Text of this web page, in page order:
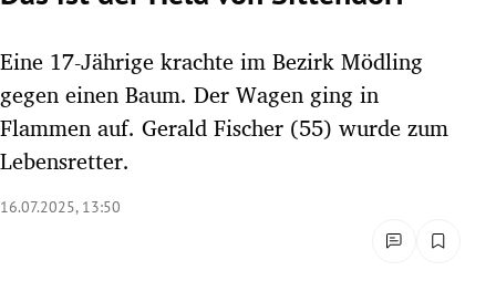
Untermenü
Untermenü
Untermenü
Untermenü
Eine 17-Jährige krachte im Bezirk Mödling
gegen einen Baum. Der Wagen ging in
Flammen auf. Gerald Fischer (55) wurde zum
Lebensretter.
16.07.2025, 13:50